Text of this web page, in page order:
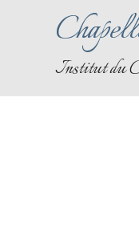
Institut du